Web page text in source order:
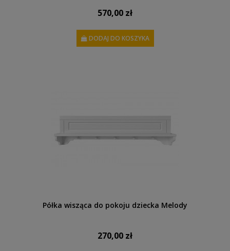
570,00 zł
DODAJ DO KOSZYKA
Półka wisząca do pokoju dziecka Melody
270,00 zł